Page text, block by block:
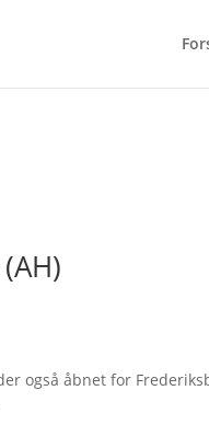
også åbnet for